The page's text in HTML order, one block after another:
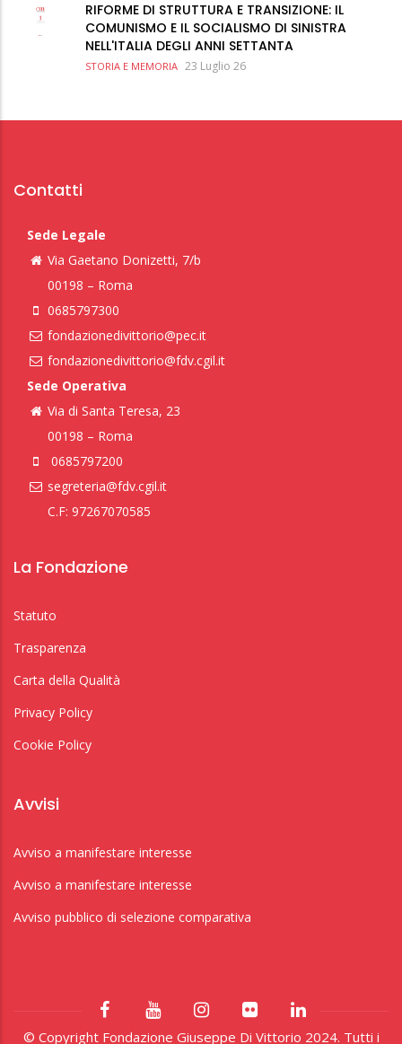
RIFORME DI STRUTTURA E TRANSIZIONE: IL
COMUNISMO E IL SOCIALISMO DI SINISTRA
NELL'ITALIA DEGLI ANNI SETTANTA
STORIA E MEMORIA 23 Luglio 26
Contatti
Sede Legale
Via Gaetano Donizetti, 7/b
00198 – Roma
0685797300
fondazionedivittorio@pec.it
fondazionedivittorio@fdv.cgil.it
Sede Operativa
Via di Santa Teresa, 23
00198 – Roma
0685797200
segreteria@fdv.cgil.it
C.F: 97267070585
La Fondazione
Statuto
Trasparenza
Carta della Qualità
Privacy Policy
Cookie Policy
Avvisi
Avviso a manifestare interesse
Avviso a manifestare interesse
Avviso pubblico di selezione comparativa
© Copyright Fondazione Giuseppe Di Vittorio 2024. Tutti i